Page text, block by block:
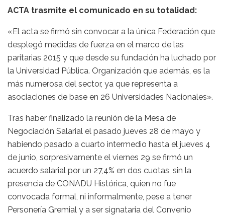
ACTA trasmite el comunicado en su totalidad:
«El acta se firmó sin convocar a la única Federación que
desplegó medidas de fuerza en el marco de las
paritarias 2015 y que desde su fundación ha luchado por
la Universidad Pública. Organización que además, es la
más numerosa del sector, ya que representa a
asociaciones de base en 26 Universidades Nacionales».
Tras haber finalizado la reunión de la Mesa de
Negociación Salarial el pasado jueves 28 de mayo y
habiendo pasado a cuarto intermedio hasta el jueves 4
de junio, sorpresivamente el viernes 29 se firmó un
acuerdo salarial por un 27,4% en dos cuotas, sin la
presencia de CONADU Histórica, quien no fue
convocada formal, ni informalmente, pese a tener
Personería Gremial y a ser signataria del Convenio